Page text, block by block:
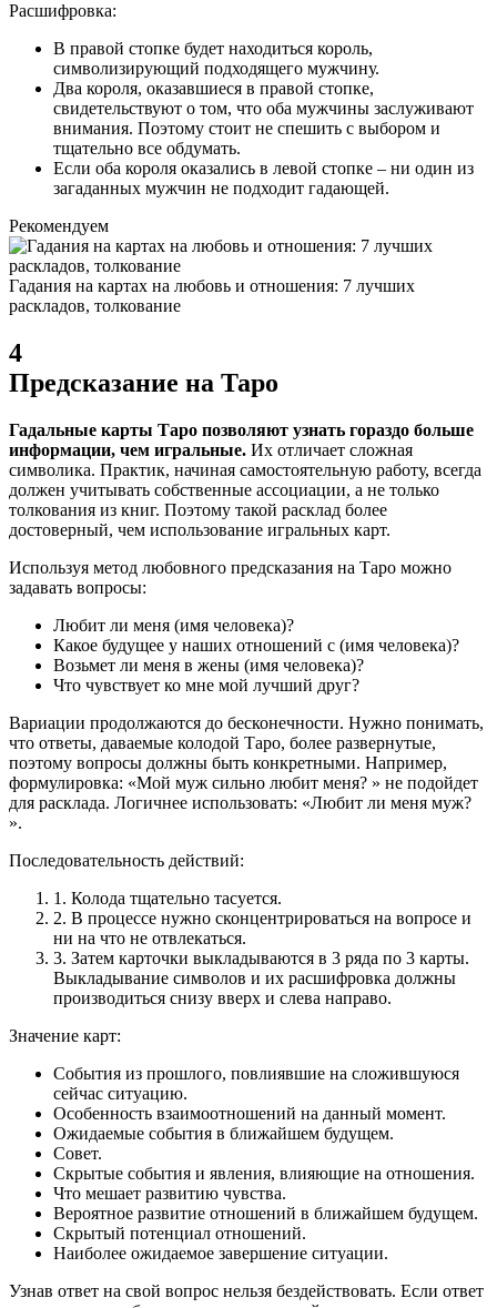
Расшифровка:
В правой стопке будет находиться король,
символизирующий подходящего мужчину.
Два короля, оказавшиеся в правой стопке,
свидетельствуют о том, что оба мужчины заслуживают
внимания. Поэтому стоит не спешить с выбором и
тщательно все обдумать.
Если оба короля оказались в левой стопке – ни один из
загаданных мужчин не подходит гадающей.
Рекомендуем
Гадания на картах на любовь и отношения: 7 лучших
раскладов, толкование
4
Предсказание на Таро
Гадальные карты Таро позволяют узнать гораздо больше
информации, чем игральные. Их отличает сложная
символика. Практик, начиная самостоятельную работу, всегда
должен учитывать собственные ассоциации, а не только
толкования из книг. Поэтому такой расклад более
достоверный, чем использование игральных карт.
Используя метод любовного предсказания на Таро можно
задавать вопросы:
Любит ли меня (имя человека)?
Какое будущее у наших отношений с (имя человека)?
Возьмет ли меня в жены (имя человека)?
Что чувствует ко мне мой лучший друг?
Вариации продолжаются до бесконечности. Нужно понимать,
что ответы, даваемые колодой Таро, более развернутые,
поэтому вопросы должны быть конкретными. Например,
формулировка: «Мой муж сильно любит меня? » не подойдет
для расклада. Логичнее использовать: «Любит ли меня муж?
».
Последовательность действий:
1. Колода тщательно тасуется.
2. В процессе нужно сконцентрироваться на вопросе и
ни на что не отвлекаться.
3. Затем карточки выкладываются в 3 ряда по 3 карты.
Выкладывание символов и их расшифровка должны
производиться снизу вверх и слева направо.
Значение карт:
События из прошлого, повлиявшие на сложившуюся
сейчас ситуацию.
Особенность взаимоотношений на данный момент.
Ожидаемые события в ближайшем будущем.
Совет.
Скрытые события и явления, влияющие на отношения.
Что мешает развитию чувства.
Вероятное развитие отношений в ближайшем будущем.
Скрытый потенциал отношений.
Наиболее ожидаемое завершение ситуации.
Узнав ответ на свой вопрос нельзя бездействовать. Если ответ